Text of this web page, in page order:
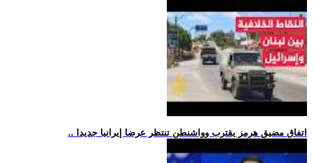
.. اتفاق مضيق هرمز يقترب وواشنطن تنتظر عرضا إيرانيا جديدا